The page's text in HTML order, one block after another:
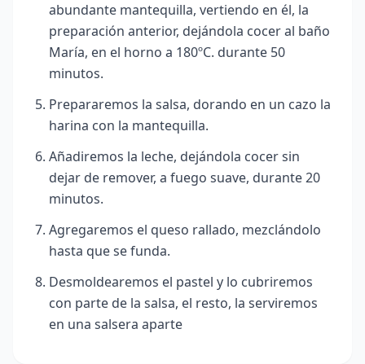
abundante mantequilla, vertiendo en él, la
preparación anterior, dejándola cocer al baño
María, en el horno a 180ºC. durante 50
minutos.
Prepararemos la salsa, dorando en un cazo la
harina con la mantequilla.
Añadiremos la leche, dejándola cocer sin
dejar de remover, a fuego suave, durante 20
minutos.
Agregaremos el queso rallado, mezclándolo
hasta que se funda.
Desmoldearemos el pastel y lo cubriremos
con parte de la salsa, el resto, la serviremos
en una salsera aparte